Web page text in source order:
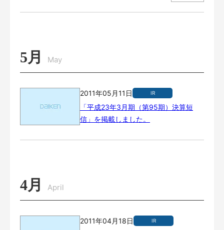
5月 May
2011年05月11日 IR
「平成23年3月期（第95期）決算短
信」を掲載しました。
4月 April
2011年04月18日 IR